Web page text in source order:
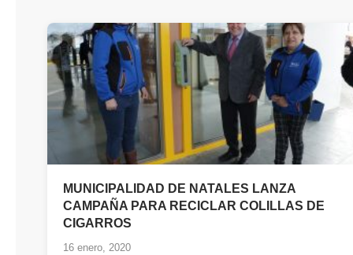
MUNICIPALIDAD DE NATALES LANZA
CAMPAÑA PARA RECICLAR COLILLAS DE
CIGARROS
16 enero, 2020